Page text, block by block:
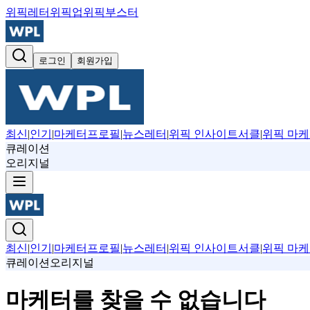
위픽레터 위픽업위픽부스터
로그인 회원가입
최신|인기 |마케터프로필|뉴스레터 |위픽 인사이트서클|위픽 마케
큐레이션
오리지널
최신|인기 |마케터프로필|뉴스레터 |위픽 인사이트서클|위픽 마케
큐레이션 오리지널
마케터를 찾을 수 없습니다